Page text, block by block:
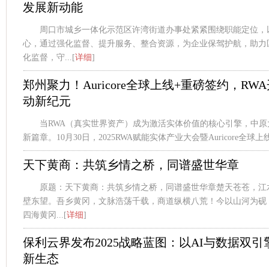
发展新动能
周口市城乡一体化示范区许湾街道办事处紧紧围绕职能定位
心，通过强化监督、提升服务、整合资源，为企业保驾护航，助
化监督，守...[详细]
郑州聚力！Auricore全球上线+重磅签约，
动新纪元
当RWA（真实世界资产）成为激活实体价值的核心引擎，中
新篇章。10月30日，2025RWA赋能实体产业大会暨Auricore全球上
天下黄商：共筑乡情之桥，同谱盛世华章
原题：天下黄商：共筑乡情之桥，同谱盛世华章楚天苍苍，
壁东望。吾乡黄冈，文脉浩荡千载，商道纵横八荒！今以山河为
四海黄冈...[详细]
保利云界发布2025战略蓝图：以AI与数据双引
新生态